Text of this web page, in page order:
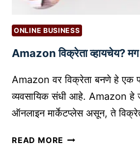
वि
क्री
सा
ठी
प
5
प्रो
ड
ONLINE BUSINESS
Amazon विक्रेता व्हायचेय?
Amazon वर विक्रेता बनणे हे एक
व्यवसायिक संधी आहे. Amazon हे
ऑनलाइन मार्केटप्लेस असून, ते
READ MORE A